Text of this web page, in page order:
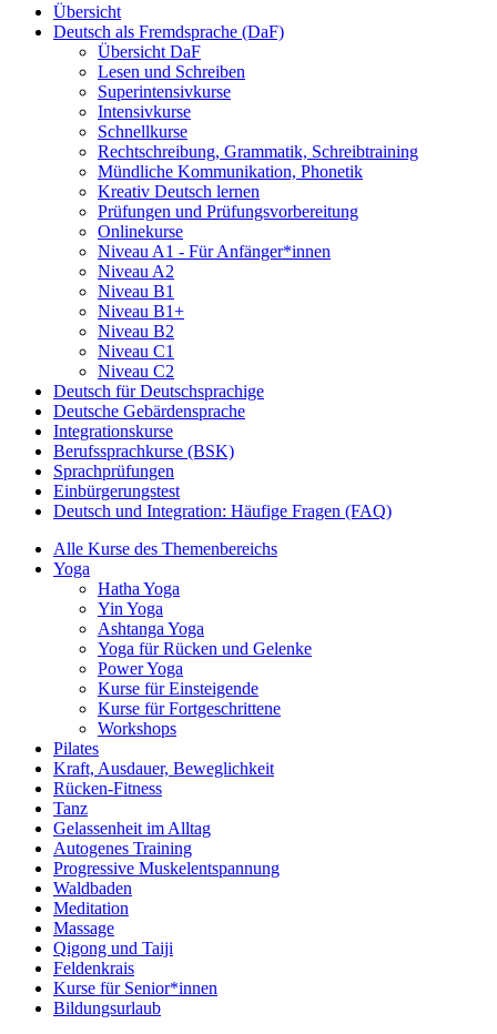
Übersicht
Deutsch als Fremdsprache (DaF)
Übersicht DaF
Lesen und Schreiben
Superintensivkurse
Intensivkurse
Schnellkurse
Rechtschreibung, Grammatik, Schreibtraining
Mündliche Kommunikation, Phonetik
Kreativ Deutsch lernen
Prüfungen und Prüfungsvorbereitung
Onlinekurse
Niveau A1 - Für Anfänger*innen
Niveau A2
Niveau B1
Niveau B1+
Niveau B2
Niveau C1
Niveau C2
Deutsch für Deutschsprachige
Deutsche Gebärdensprache
Integrationskurse
Berufssprachkurse (BSK)
Sprachprüfungen
Einbürgerungstest
Deutsch und Integration: Häufige Fragen (FAQ)
Alle Kurse des Themenbereichs
Yoga
Hatha Yoga
Yin Yoga
Ashtanga Yoga
Yoga für Rücken und Gelenke
Power Yoga
Kurse für Einsteigende
Kurse für Fortgeschrittene
Workshops
Pilates
Kraft, Ausdauer, Beweglichkeit
Rücken-Fitness
Tanz
Gelassenheit im Alltag
Autogenes Training
Progressive Muskelentspannung
Waldbaden
Meditation
Massage
Qigong und Taiji
Feldenkrais
Kurse für Senior*innen
Bildungsurlaub